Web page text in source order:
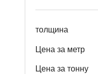
толщина
Цена за метр
Цена за тонну